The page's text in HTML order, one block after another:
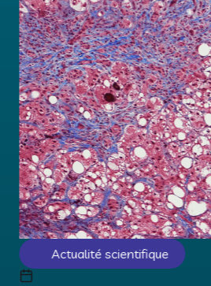
Actualité scientifique